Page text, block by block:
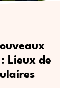
Lieux de